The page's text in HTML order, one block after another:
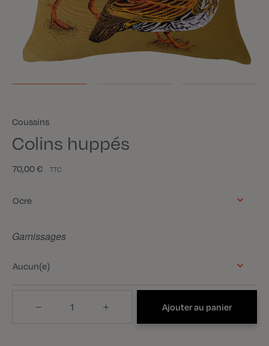
Coussins
Colins huppés
70,00 € TTC
Ocre
Garnissages
Aucun(e)
Ajouter au panier